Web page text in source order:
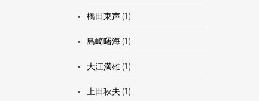
橋田東声(1)
島崎曙海(1)
大江満雄(1)
上田秋夫 (1)